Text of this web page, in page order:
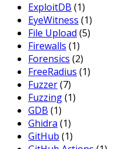
ExploitDB (1)
EyeWitness (1)
File Upload (5)
Firewalls (1)
Forensics (2)
FreeRadius (1)
Fuzzer(7)
Fuzzing(1)
GDB (1)
Ghidra (1)
GitHub (1)